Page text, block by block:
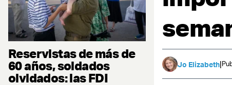
Reservistas de más de
60 años, soldados
olvidados: las FDI
Jo Elizabeth|